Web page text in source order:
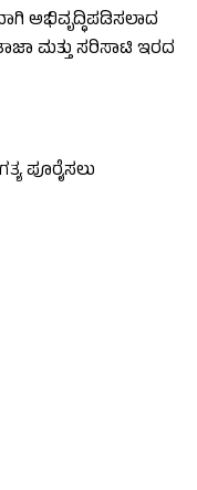
ಅಭಿವೃದ್ಧಿಪಡಿಸಲಾದ
ಮತ್ತು ಸರಿಸಾಟಿ ಇರದ
ಪೂರೈಸಲು